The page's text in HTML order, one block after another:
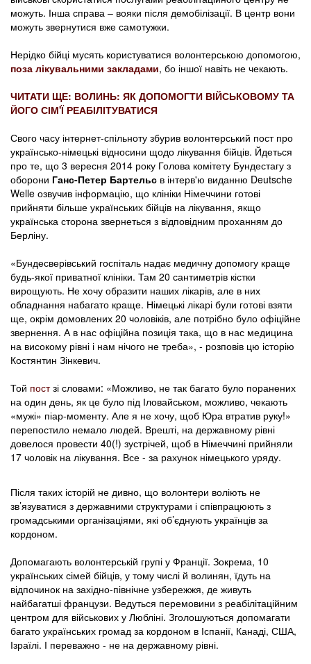
можуть. Інша справа – вояки після демобілізації. В центр вони
можуть звернутися вже самотужки.
Нерідко бійці мусять користуватися волонтерською допомогою,
поза лікувальними закладами, бо іншої навіть не чекають.
ЧИТАТИ ЩЕ: ВОЛИНЬ: ЯК ДОПОМОГТИ ВІЙСЬКОВОМУ ТА
ЙОГО СІМ'Ї РЕАБІЛІТУВАТИСЯ
Свого часу інтернет-спільноту збурив волонтерський пост про
українсько-німецькі відносини щодо лікування бійців. Йдеться
про те, що 3 вересня 2014 року Голова комітету Бундестагу з
оборони Ганс-Петер Бартельс в інтерв'ю виданню Deutsche
Welle озвучив інформацію, що клініки Німеччини готові
прийняти більше українських бійців на лікування, якщо
українська сторона звернеться з відповідним проханням до
Берліну.
«Бундесверівський госпіталь надає медичну допомогу краще
будь-якої приватної клініки. Там 20 сантиметрів кістки
вирощують. Не хочу образити наших лікарів, але в них
обладнання набагато краще. Німецькі лікарі були готові взяти
ще, окрім домовлених 20 чоловіків, але потрібно було офіційне
звернення. А в нас офіційна позиція така, що в нас медицина
на високому рівні і нам нічого не треба», - розповів цю історію
Костянтин Зінкевич.
Той постзі словами: «Можливо, не так багато було поранених
на один день, як це було під Іловайськом, можливо, чекають
«мужі» піар-моменту. Але я не хочу, щоб Юра втратив руку!»
перепостило немало людей. Врешті, на державному рівні
довелося провести 40(!) зустрічей, щоб в Німеччині прийняли
17 чоловік на лікування. Все - за рахунок німецького уряду.
Після таких історій не дивно, що волонтери воліють не
зв’язуватися з державними структурами і співпрацюють з
громадськими організаціями, які об’єднують українців за
кордоном.
Допомагають волонтерській групі у Франції. Зокрема, 10
українських сімей бійців, у тому числі й волинян, їдуть на
відпочинок на західно-північне узбережжя, де живуть
найбагатші французи. Ведуться перемовини з реабілітаційним
центром для військових у Любліні. Зголошуються допомагати
багато українських громад за кордоном в Іспанії, Канаді, США,
Ізраїлі. І переважно - не на державному рівні.